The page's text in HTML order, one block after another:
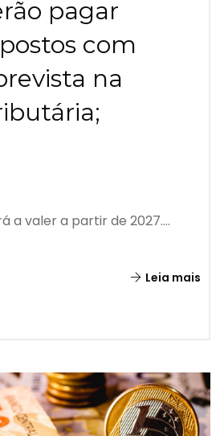
pagar
com
na
a valer a partir de 2027....
Leia mais